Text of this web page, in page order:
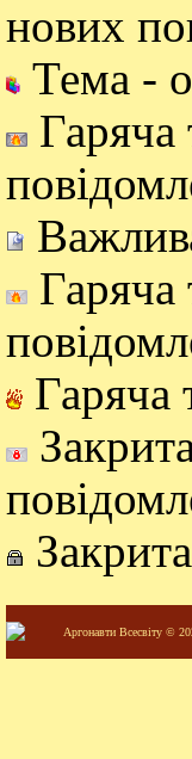
нових
Тема -
Гаряча
Гаряча
Аргонавти Всесвіту ©